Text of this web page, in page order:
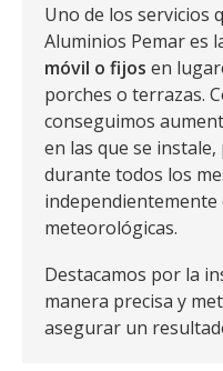
Uno de los servicios
Aluminios Pemar es
móvil o fijos en
porches o terrazas.
conseguimos
en las que se
durante todos los
independientemente
meteorológicas.
Destacamos por la
manera precisa y
asegurar un